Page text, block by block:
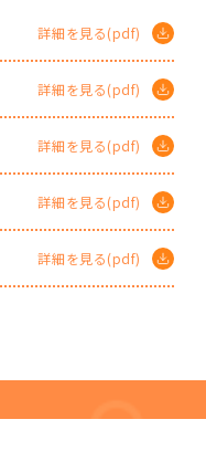
詳細を見る(pdf)
詳細を見る(pdf)
詳細を見る(pdf)
詳細を見る(pdf)
詳細を見る(pdf)